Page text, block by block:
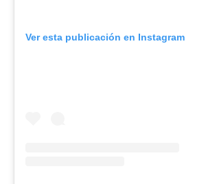
Ver esta publicación en Instagram